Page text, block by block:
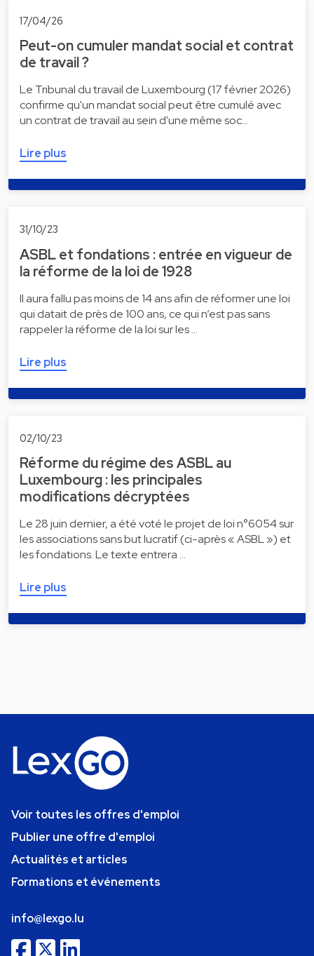
17/04/26
Peut-on cumuler mandat social et contrat
de travail ?
Le Tribunal du travail de Luxembourg (17 février 2026)
confirme qu'un mandat social peut être cumulé avec
un contrat de travail au sein d'une même soc…
Lire plus
31/10/23
ASBL et fondations : entrée en vigueur de
la réforme de la loi de 1928
Il aura fallu pas moins de 14 ans afin de réformer une loi
qui datait de près de 100 ans, ce qui n’est pas sans
rappeler la réforme de la loi sur les …
Lire plus
02/10/23
Réforme du régime des ASBL au
Luxembourg : les principales
modifications décryptées
Le 28 juin dernier, a été voté le projet de loi n°6054 sur
les associations sans but lucratif (ci-après « ASBL ») et
les fondations. Le texte entrera …
Lire plus
Voir toutes les offres d'emploi
Publier une offre d'emploi
Actualités et articles
Formations et événements
info@lexgo.lu